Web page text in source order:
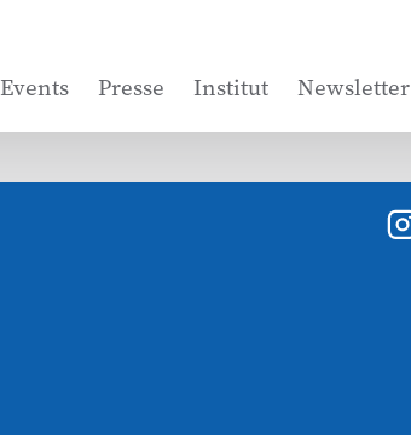
Events Presse Institut Newsletter